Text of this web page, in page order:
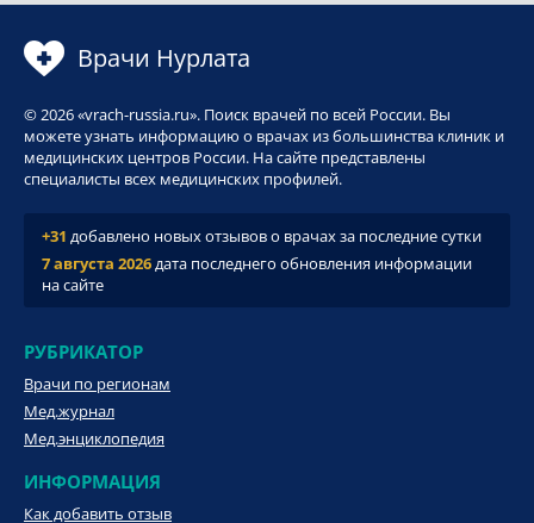
Врачи Нурлата
© 2026 «vrach-russia.ru». Поиск врачей по всей России. Вы
можете узнать информацию о врачах из большинства клиник и
медицинских центров России. На сайте представлены
специалисты всех медицинских профилей.
+31 добавлено новых отзывов о врачах за последние сутки
7 августа 2026дата последнего обновления информации
на сайте
РУБРИКАТОР
Врачи по регионам
Мед.журнал
Мед.энциклопедия
ИНФОРМАЦИЯ
Как добавить отзыв